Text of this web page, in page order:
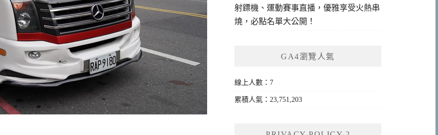
射鏢機、運動賽事直播，優雅享受火熱串
燒，必點名單大公開！
GA4瀏覽人氣
線上人數：7
累積人氣：23,751,203